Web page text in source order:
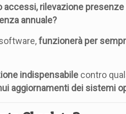
accessi, rilevazione
annuale?
funzionerà per
indispensabilecontro
aggiornamenti dei sistemi